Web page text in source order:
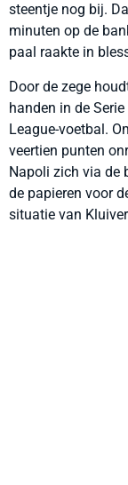
steentje nog bij.
minuten op de
paal raakte in
Door de zege
handen in de
League-voetbal.
veertien punten
Napoli zich via de
de papieren voor
situatie van